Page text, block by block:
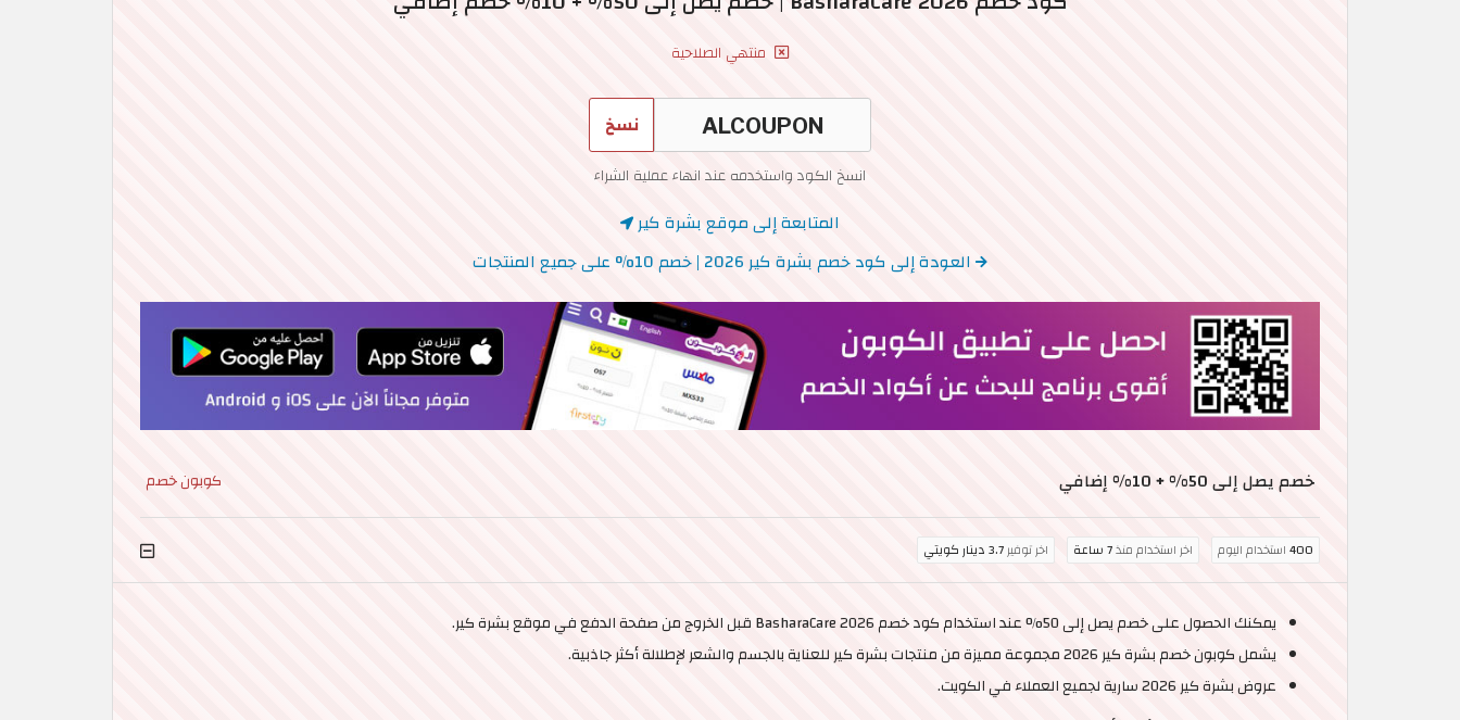
منتهي الصلاحية
نسخ
انسخ الكود واستخدمه عند انهاء عملية الشراء
المتابعة إلى موقع بشرة كير
العودة إلى كود خصم بشرة كير 2026 | خصم 10% على جميع المنتجات
خصم يصل إلى 50% + 10% إضافي كوبون خصم
400استخدام اليوم اخر استخدام منذ7 ساعة اخر توفير3.7 دينار كويتي
يمكنك الحصول على خصم يصل إلى 50% عند استخدام كود خصم BasharaCare 2026 قبل الخروج من صفحة الدفع في موقع بشرة كير.
يشمل كوبون خصم بشرة كير 2026 مجموعة مميزة من منتجات بشرة كير للعناية بالجسم والشعر لإطلالة أكثر جاذبية.
عروض بشرة كير 2026 سارية لجميع العملاء في الكويت.